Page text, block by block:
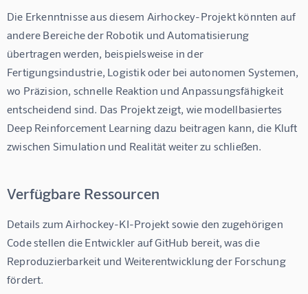
Die Erkenntnisse aus diesem Airhockey-Projekt könnten auf
andere Bereiche der Robotik und Automatisierung
übertragen werden, beispielsweise in der
Fertigungsindustrie, Logistik oder bei autonomen Systemen,
wo Präzision, schnelle Reaktion und Anpassungsfähigkeit
entscheidend sind. Das Projekt zeigt, wie modellbasiertes
Deep Reinforcement Learning dazu beitragen kann, die Kluft
zwischen Simulation und Realität weiter zu schließen.
Verfügbare Ressourcen
Details zum Airhockey-KI-Projekt sowie den zugehörigen
Code stellen die Entwickler auf GitHub bereit, was die
Reproduzierbarkeit und Weiterentwicklung der Forschung
fördert.